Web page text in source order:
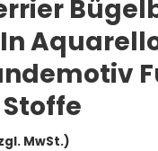
MwSt.)